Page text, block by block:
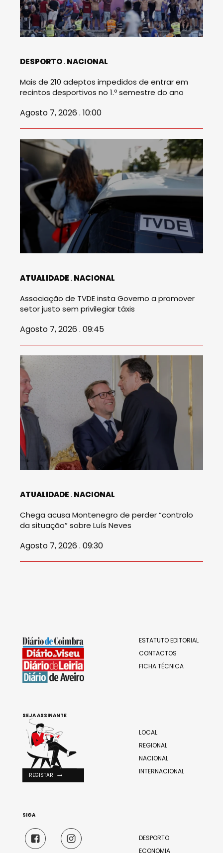
DESPORTO NACIONAL
Mais de 210 adeptos impedidos de entrar em
recintos desportivos no 1.º semestre do ano
Agosto 7, 2026 . 10:00
ATUALIDADE NACIONAL
Associação de TVDE insta Governo a promover
setor justo sem privilegiar táxis
Agosto 7, 2026 . 09:45
ATUALIDADE NACIONAL
Chega acusa Montenegro de perder “controlo
da situação” sobre Luís Neves
Agosto 7, 2026 . 09:30
ESTATUTO EDITORIAL
CONTACTOS
FICHA TÉCNICA
LOCAL
REGIONAL
NACIONAL
INTERNACIONAL
DESPORTO
ECONOMIA
SEJA ASSINANTE
REGISTAR
SIGA